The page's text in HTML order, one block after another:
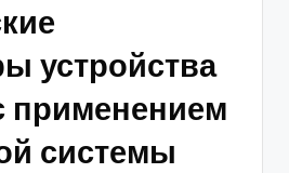
устройства
применением
системы